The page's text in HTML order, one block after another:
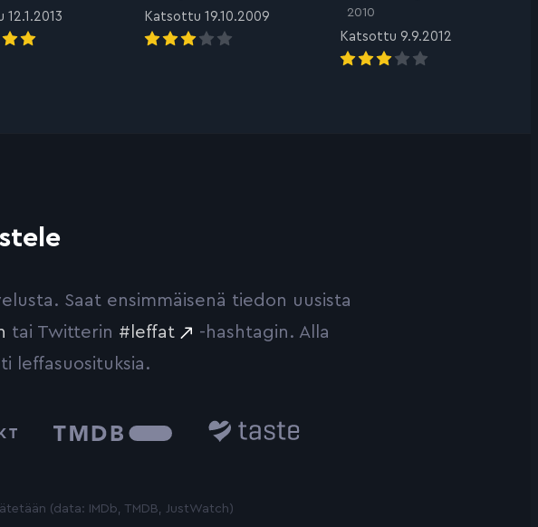
Katsottu 19.10.2009 2010
Katsottu 9.9.2012
Saat ensimmäisenä tiedon uusista
tai Twitterin #leffat
-hashtagin. Alla
leffasuosituksia.
Database
(data: IMDb, TMDB, JustWatch)